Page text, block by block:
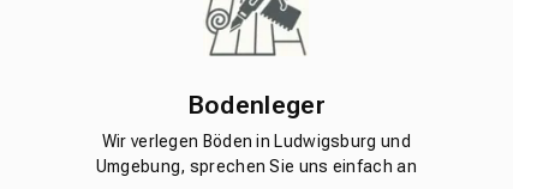
Bodenleger
Wir verlegen Böden in Ludwigsburg und
Umgebung, sprechen Sie uns einfach an